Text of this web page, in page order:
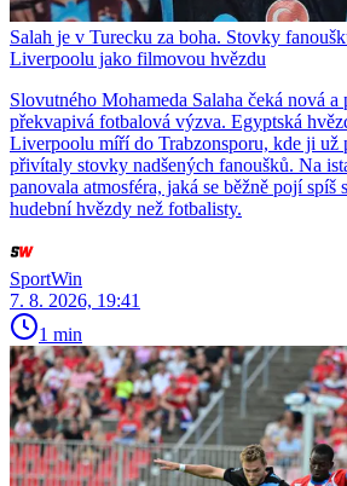
Salah je v Turecku za boha. Stovky
Liverpoolu jako filmovou hvězdu
Slovutného Mohameda Salaha čeká nová a
překvapivá fotbalová výzva. Egyptská
Liverpoolu míří do Trabzonsporu, kde ji už
přivítaly stovky nadšených fanoušků. Na
panovala atmosféra, jaká se běžně pojí spíš
hudební hvězdy než fotbalisty.
SportWin
7. 8. 2026, 19:41
1 min